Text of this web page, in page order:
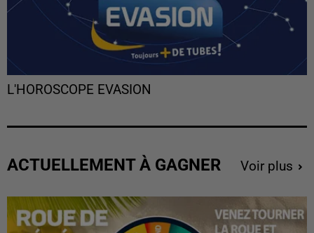
L'HOROSCOPE EVASION
ACTUELLEMENT À GAGNER Voir plus